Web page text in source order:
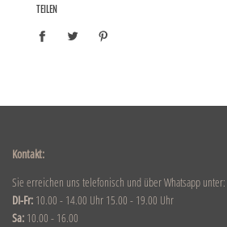
TEILEN
Kontakt:
Sie erreichen uns telefonisch und über Whatsapp unter:
DI-Fr: 10.00 - 14.00 Uhr 15.00 - 19.00 Uhr
Sa: 10.00 - 16.00